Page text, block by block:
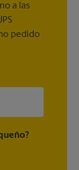
a las
pedido